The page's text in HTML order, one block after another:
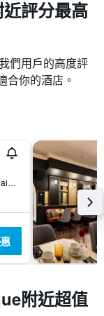
評分最高
們用戶的高度評
合你的酒店。
8 Boulevard Beaumarchais, 巴黎, 法國
附近超值